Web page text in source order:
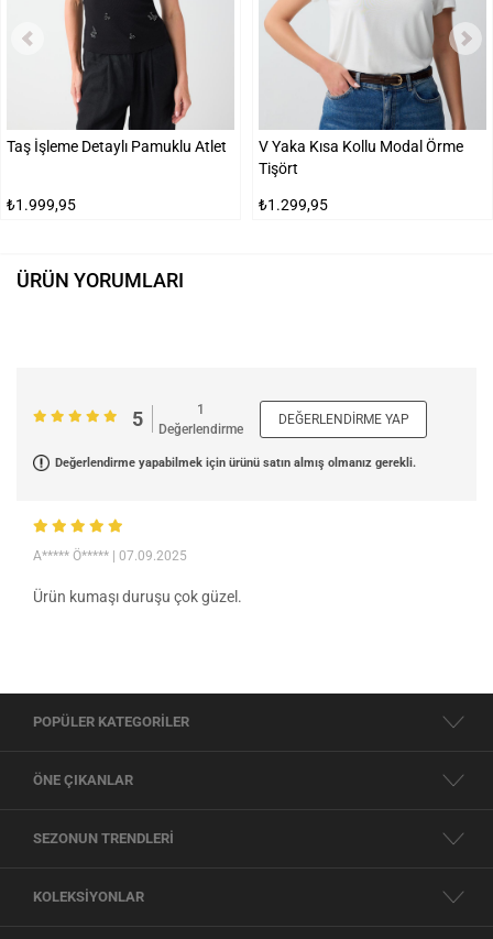
Taş İşleme Detaylı Pamuklu Atlet
₺1.999,95
V Yaka Kısa Kollu Modal Örme
Tişört
₺1.299,95
ÜRÜN YORUMLARI
5
1
Değerlendirme
DEĞERLENDIRME YAP
Değerlendirme yapabilmek için ürünü satın almış olmanız gerekli.
A***** Ö***** | 07.09.2025
Ürün kumaşı duruşu çok güzel.
POPÜLER KATEGORİLER
ÖNE ÇIKANLAR
SEZONUN TRENDLERİ
KOLEKSİYONLAR